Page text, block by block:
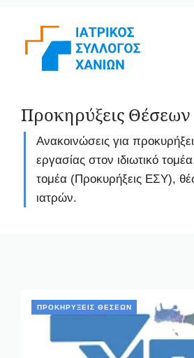
περιεχόμενο
Προκηρύξεις Θέσεων
Ανακοινώσεις για
εργασίας στον ιδιωτικό
τομέα (Προκυρήξεις ΕΣΥ),
ιατρών.
ΠΡΟΚΗΡΎΞΕΙΣ ΘΈΣΕΩΝ